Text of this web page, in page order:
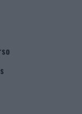
a “filosofia”
“Conectar e
que “as
criar memórias
Com esta
a comunidade
patrimónios